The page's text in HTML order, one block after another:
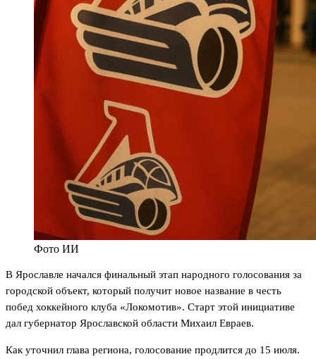
Фото ИИ
В Ярославле начался финальный этап народного голосования за
городской объект, который получит новое название в честь
побед хоккейного клуба «Локомотив». Старт этой инициативе
дал губернатор Ярославской области Михаил Евраев.
Как уточнил глава региона, голосование продлится до 15 июля.